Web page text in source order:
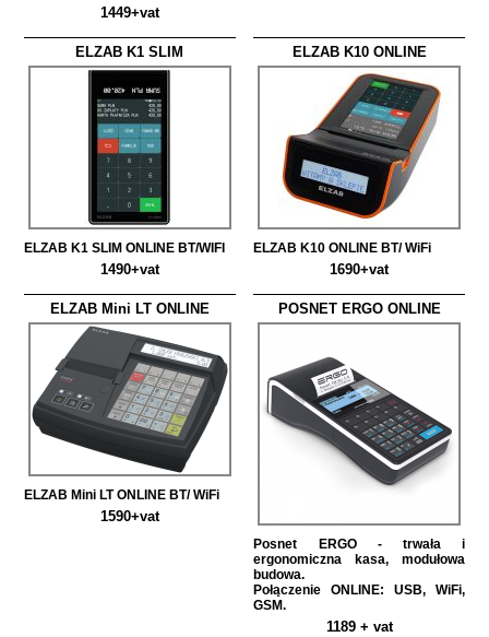
1449+vat
ELZAB K1 SLIM
ELZAB K1 SLIM ONLINE BT/WIFI
1490+vat
ELZAB K10 ONLINE
ELZAB K10 ONLINE BT/ WiFi
1690+vat
ELZAB Mini LT ONLINE
ELZAB Mini LT ONLINE BT/ WiFi
1590+vat
POSNET ERGO ONLINE
Posnet ERGO - trwała i
ergonomiczna kasa, modułowa
budowa.
Połączenie ONLINE: USB, WiFi,
GSM.
1189 + vat